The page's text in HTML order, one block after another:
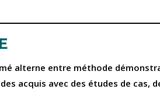
alterne entre méthode
acquis avec des études de cas,